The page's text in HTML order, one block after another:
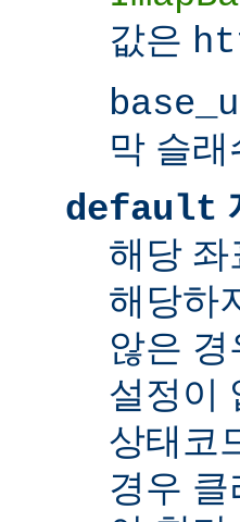
값은
막 슬
default
해당 좌
해당하
않은
설정이
상태코
경우